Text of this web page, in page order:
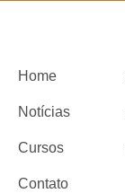
Home
Notícias
Cursos
Contato